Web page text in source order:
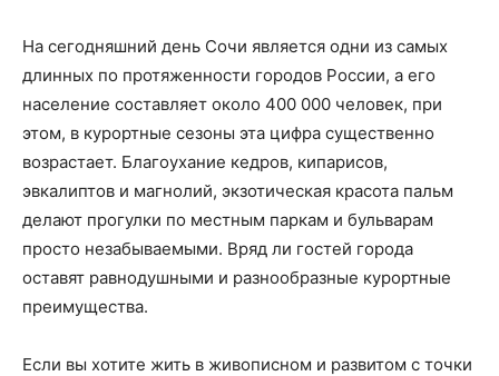
На сегодняшний день Сочи является одни из самых
длинных по протяженности городов России, а его
население составляет около 400 000 человек, при
этом, в курортные сезоны эта цифра существенно
возрастает. Благоухание кедров, кипарисов,
эвкалиптов и магнолий, экзотическая красота пальм
делают прогулки по местным паркам и бульварам
просто незабываемыми. Вряд ли гостей города
оставят равнодушными и разнообразные курортные
преимущества.
Если вы хотите жить в живописном и развитом с точки